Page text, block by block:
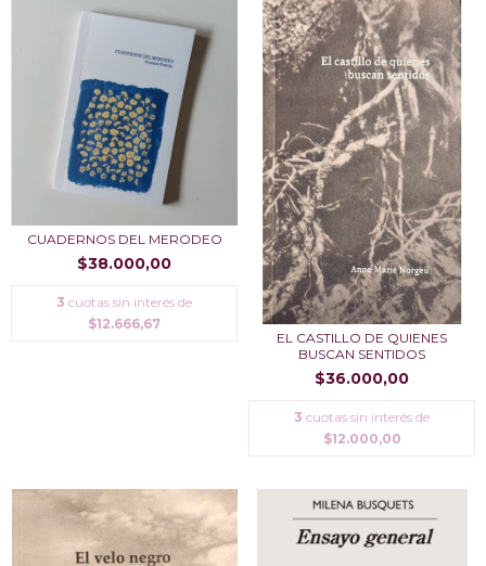
CUADERNOS DEL MERODEO
$38.000,00
3 cuotas sin interés de
$12.666,67
EL CASTILLO DE QUIENES
BUSCAN SENTIDOS
$36.000,00
3 cuotas sin interés de
$12.000,00